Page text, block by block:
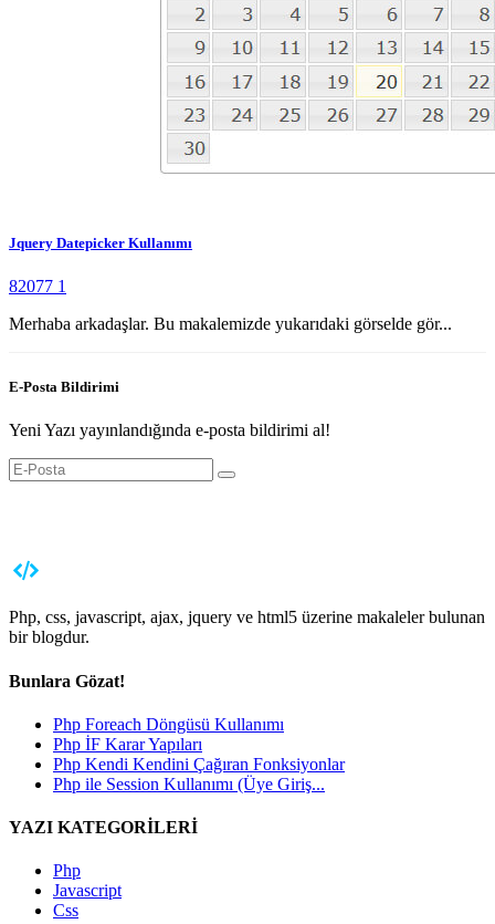
Jquery Datepicker Kullanımı
82077 1
Merhaba arkadaşlar. Bu makalemizde yukarıdaki görselde gör...
E-Posta Bildirimi
Yeni Yazı yayınlandığında e-posta bildirimi al!
Php, css, javascript, ajax, jquery ve html5 üzerine makaleler bulunan
bir blogdur.
Bunlara Gözat!
Php Foreach Döngüsü Kullanımı
Php İF Karar Yapıları
Php Kendi Kendini Çağıran Fonksiyonlar
Php ile Session Kullanımı (Üye Giriş...
YAZI KATEGORİLERİ
Php
Javascript
Css